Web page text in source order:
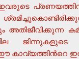
അതിജീവിക്കുന്ന
ജിന്നുകളുടെ
കാവ്യത്തിന്‍റെ